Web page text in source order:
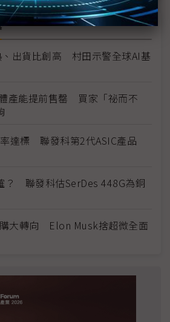
、出貨比創高 村田示警全球AI基
產能提前售罄 買家「祕而不
達標 聯發科第2代ASIC產品
？ 聯發科估SerDes 448G為銅
大轉向 Elon Musk捨超微全面